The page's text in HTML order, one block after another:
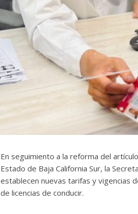
En seguimiento a la reforma del
Estado de Baja California Sur, la
establecen nuevas tarifas y vigencias
de licencias de conducir.